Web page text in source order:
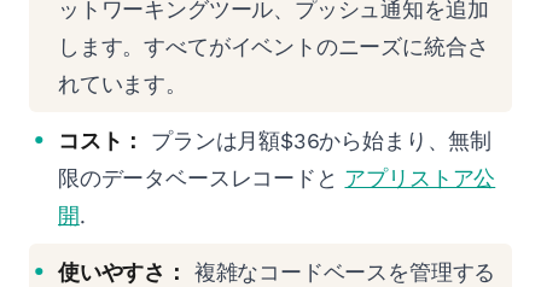
ットワーキングツール、プッシュ通知を追加
します。すべてがイベントのニーズに統合さ
れています。
コスト：
プランは月額$36から始まり、無制
限のデータベースレコードと アプリストア公
開.
使いやすさ：
複雑なコードベースを管理する